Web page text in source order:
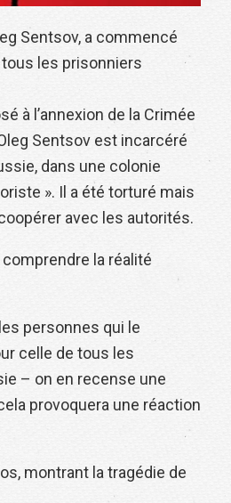
Sentsov, a commencé
tous les prisonniers
à l’annexion de la Crimée
Sentsov est incarcéré
dans une colonie
». Il a été torturé mais
avec les autorités.
la réalité
personnes qui le
celle de tous les
– on en recense une
provoquera une réaction
montrant la tragédie de